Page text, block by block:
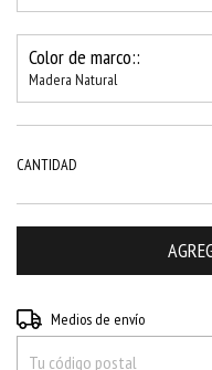
Color de marco::
Madera Natural
CANTIDAD
Entregas para el CP:
Medios de envío